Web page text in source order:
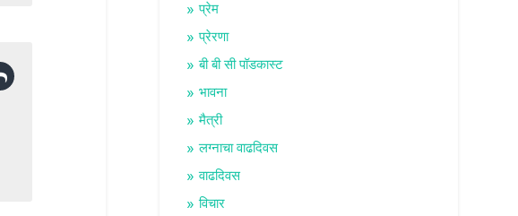
प्रेम
प्रेरणा
बी बी सी पॉडकास्ट
भावना
मैत्री
लग्नाचा वाढदिवस
वाढदिवस
विचार